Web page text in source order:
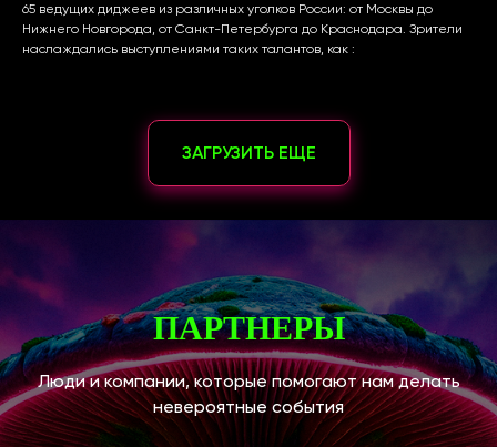
65 ведущих диджеев из различных уголков России: от Москвы до
Нижнего Новгорода, от Санкт-Петербурга до Краснодара. Зрители
наслаждались выступлениями таких талантов, как :
ЗАГРУЗИТЬ ЕЩЕ
ПАРТНЕРЫ
Люди и компании, которые помогают нам делать
невероятные события